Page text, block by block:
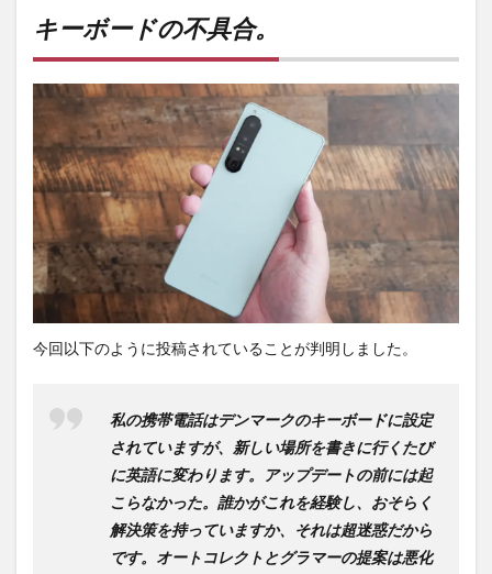
ドの
合。
2
PR)
購入
は待
ち時
間・
手数
料不
要の
オン
ライ
ンシ
プが
め！
キーボードの不具合。
今回以下のように投稿されていることが判明しました。
私の携帯電話はデンマークのキーボードに設定
されていますが、新しい場所を書きに行くたび
に英語に変わります。アップデートの前には起
こらなかった。誰かがこれを経験し、おそらく
解決策を持っていますか、それは超迷惑だから
です。オートコレクトとグラマーの提案は悪化